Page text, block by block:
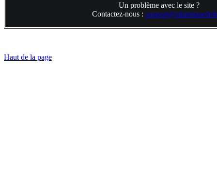
Un problème avec le site ?
Contactez-nous :
Haut de la page